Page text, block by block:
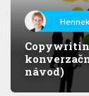
návod)